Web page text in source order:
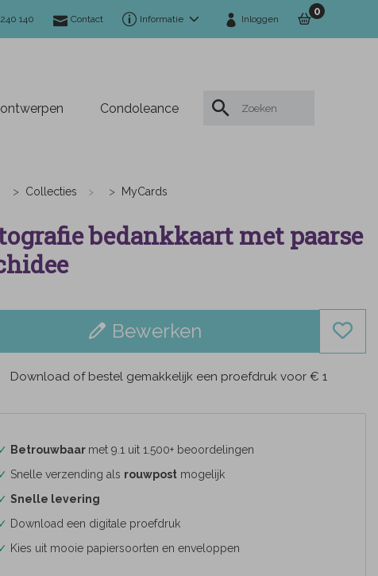
140 Contact Informatie Inloggen
0
Condoleance
Collecties MyCards
bedankkaart met paarse
Bewerken
Download of bestel gemakkelijk een proefdruk voor € 1
✓ Betrouwbaar met 9.1 uit 1.500+ beoordelingen
✓ Snelle verzending als rouwpostmogelijk
✓ Snelle levering
✓ Download een digitale proefdruk
✓ Kies uit mooie papiersoorten en enveloppen